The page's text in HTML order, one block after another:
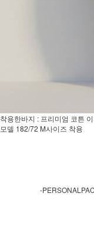
착용한바지 : 프리미엄 코튼
모델 182/72 M사이즈 착용
-